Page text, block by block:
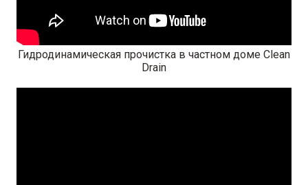
Гидродинамическая прочистка в частном доме Clean
Drain